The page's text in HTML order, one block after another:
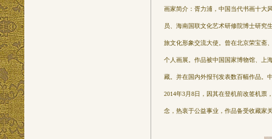
画家简介：胥力浦，中国当代书画十大
员、海南国联文化艺术研修院博士研究
旅文化形象交流大使。曾在北京荣宝斋
个人画展。作品被中国国家博物馆、上
藏。并在国内外报刊发表数百幅作品。
2014年3月8日，因其在登机前改签机票
念，热衷于公益事业，作品备受收藏家